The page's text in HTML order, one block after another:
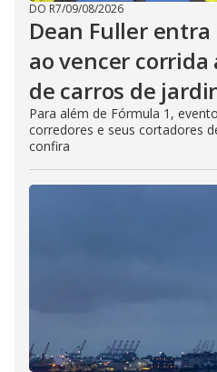
DO R7/09/08/2026
Dean Fuller
ao vencer
de carros de
Para além de Fórmula 1,
corredores e seus cortadores
confira